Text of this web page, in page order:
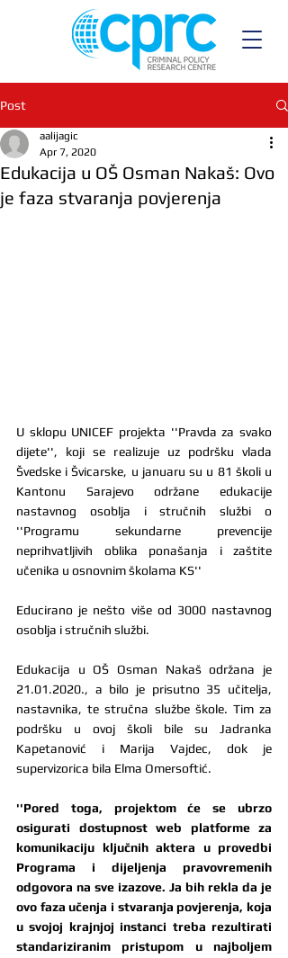
Post
Edukacija u OŠ Osman Nakaš: Ovo
je faza stvaranja povjerenja
aalijagic
Apr 7, 2020
U sklopu UNICEF projekta ''Pravda za svako
dijete'', koji se realizuje uz podršku vlada
Švedske i Švicarske, u januaru su u 81 školi u
Kantonu Sarajevo održane edukacije
nastavnog osoblja i stručnih službi o
''Programu sekundarne prevencije
neprihvatljivih oblika ponašanja i zaštite
učenika u osnovnim školama KS''
Educirano je nešto više od 3000 nastavnog
osoblja i stručnih službi.
Edukacija u OŠ Osman Nakaš održana je
21.01.2020., a bilo je prisutno 35 učitelja,
nastavnika, te stručna službe škole. Tim za
podršku u ovoj školi bile su Jadranka
Kapetanović i Marija Vajdec, dok je
supervizorica bila Elma Omersoftić.
''Pored toga, projektom će se ubrzo
osigurati dostupnost web platforme za
komunikaciju ključnih aktera u provedbi
Programa i dijeljenja pravovremenih
odgovora na sve izazove. Ja bih rekla da je
ovo faza učenja i stvaranja povjerenja, koja
u svojoj krajnjoj instanci treba rezultirati
standariziranim pristupom u najboljem